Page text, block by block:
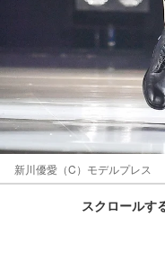
新川優愛（C）モデルプレス
スクロールす